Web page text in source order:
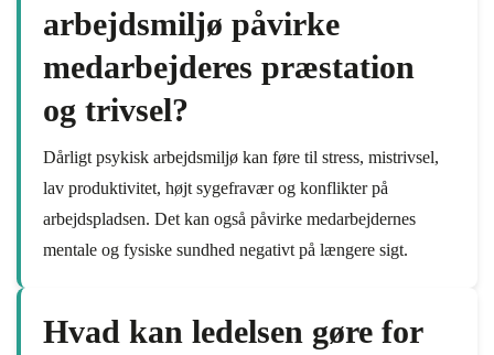
arbejdsmiljø påvirke
medarbejderes præstation
og trivsel?
Dårligt psykisk arbejdsmiljø kan føre til stress, mistrivsel,
lav produktivitet, højt sygefravær og konflikter på
arbejdspladsen. Det kan også påvirke medarbejdernes
mentale og fysiske sundhed negativt på længere sigt.
Hvad kan ledelsen gøre for